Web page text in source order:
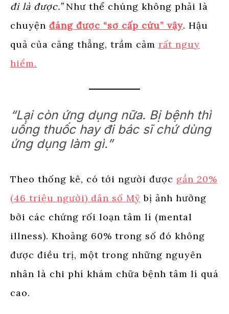
đi là được.”Như thể chúng không phải là
chuyện đáng được “sơ cấp cứu” vậy. Hậu
quả của căng thẳng, trầm cảm rất nguy
hiểm.
“Lại còn ứng dụng nữa. Bị bệnh thì
uống thuốc hay đi bác sĩ chứ dùng
ứng dụng làm gì.”
Theo thống kê, có tới người được gần 20%
(46 triệu người) dân số Mỹ bị ảnh hưởng
bởi các chứng rối loạn tâm lí (mental
illness). Khoảng 60% trong số đó không
được điều trị, một trong những nguyên
nhân là chi phí khám chữa bệnh tâm lí quá
cao.